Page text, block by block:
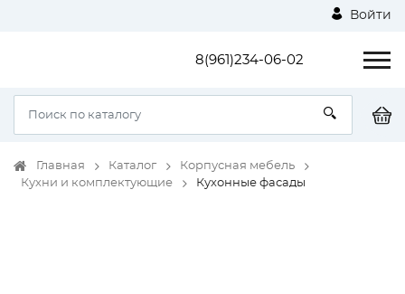
Войти
8(961)234-06-02
Главная Каталог
Корпусная мебель
Кухни и комплектующие
Кухонные фасады